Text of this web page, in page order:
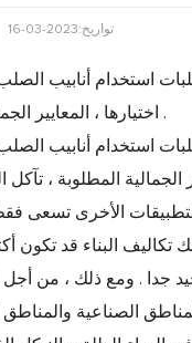
تواريخ:2023-03-16
استخدام أنابيب الصلب
اختيارها ، المعايير الجمالية المطلوبة ، تآكل الغلاف الجوي المحلي ، ونظام التنظيف التي سيتم استخدامها سوف تؤخذ في الاعتبار .
استخدام أنابيب الصلب
الجمالية المطلوبة ،
الأخرى تسعى
جدا . ومع ذلك ، من
الصناعية